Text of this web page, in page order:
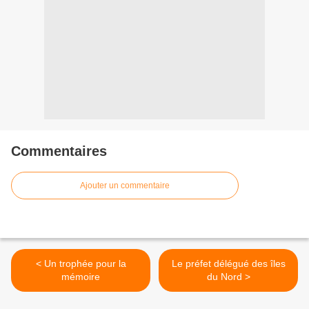
Commentaires
Ajouter un commentaire
< Un trophée pour la
mémoire
Le préfet délégué des îles
du Nord >